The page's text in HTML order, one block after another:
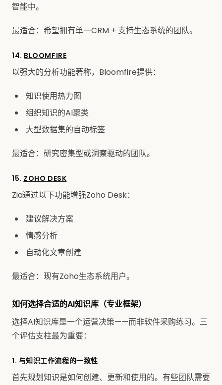
智能中。
最适合：希望拥有单一CRM + 支持生态系统的团队。
14. BLOOMFIRE
以强大的分析功能著称，Bloomfire提供：
知识使用热力图
组织知识的AI聚类
大型数据集的自动标签
最适合：研究密集型或洞察驱动的团队。
15. ZOHO DESK
Zia通过以下功能增强Zoho Desk：
建议解决方案
情感分析
自动化文章创建
最适合：现有Zoho生态系统用户。
如何选择合适的AI知识库（专业框架）
选择AI知识库是一个运营决策——而非软件采购练习。三
个评估支柱最为重要：
1. 与知识工作流程的一致性
首先规划知识是如何创建、更新和使用的。有些团队需要